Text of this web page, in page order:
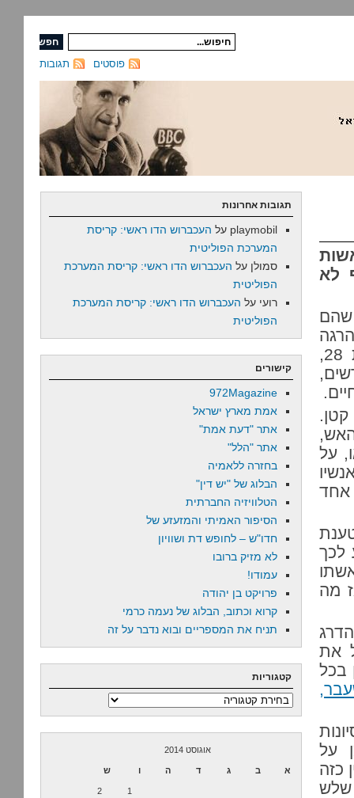
תגובות פוסטים
לא
שהם
בשכונת שייח רדואן את וידאד מוסטפא חרב דף, בת 28,
קטן.
על
אחד
לכך
מה
את
בכל
על
כזה
שלש
תגובות אחרונות
playmobil על העכברוש הדו ראשי: קריסת
המערכת הפוליטית
סמולן על העכברוש הדו ראשי: קריסת המערכת
הפוליטית
רועי על העכברוש הדו ראשי: קריסת המערכת
הפוליטית
קישורים
972Magazine
אמת מארץ ישראל
אתר "דעת אמת"
אתר "הלל"
בחזרה ללאמיה
הבלוג של "יש דין"
הטלוויזיה החברתית
הסיפור האמיתי והמזעזע של
חדו"ש – לחופש דת ושוויון
לא מזיק ברובו
עמודו!
פרויקט בן יהודה
קרוא וכתוב, הבלוג של נעמה כרמי
תניח את המספריים ובוא נדבר על זה
קטגוריות
קטגוריות
אוגוסט 2014
א ב ג ד ה ו ש
1
2